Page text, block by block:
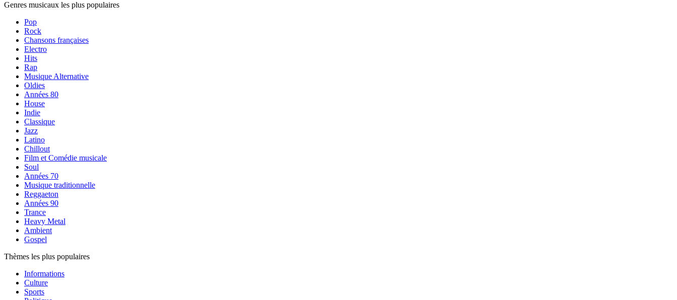
Genres musicaux les plus populaires
Pop
Rock
Chansons françaises
Electro
Hits
Rap
Musique Alternative
Oldies
Années 80
House
Indie
Classique
Jazz
Latino
Chillout
Film et Comédie musicale
Soul
Années 70
Musique traditionnelle
Reggaeton
Années 90
Trance
Heavy Metal
Ambient
Gospel
Thèmes les plus populaires
Informations
Culture
Sports